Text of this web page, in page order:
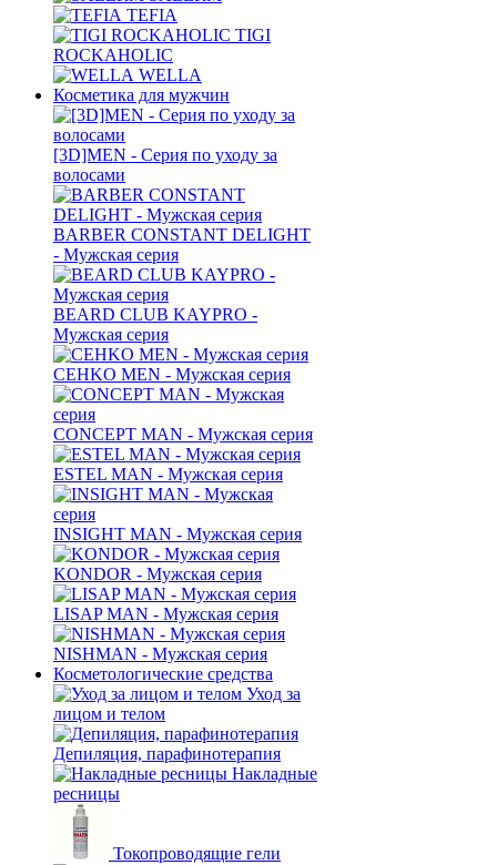
TEFIA
TIGI
ROCKAHOLIC
WELLA
Косметика для мужчин
[3D]MEN - Серия по уходу за
волосами
BARBER CONSTANT DELIGHT
- Мужская серия
BEARD CLUB KAYPRO -
Мужская серия
CEHKO MEN - Мужская серия
CONCEPT MAN - Мужская серия
ESTEL MAN - Мужская серия
INSIGHT MAN - Мужская серия
KONDOR - Мужская серия
LISAP MAN - Мужская серия
NISHMAN - Мужская серия
Косметологические средства
Уход за
лицом и телом
Депиляция, парафинотерапия
Накладные
ресницы
Токопроводящие гели